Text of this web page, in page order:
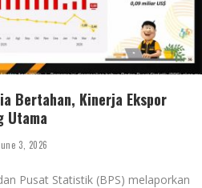
Bertahan, Kinerja Ekspor
Utama
3, 2026
Pusat Statistik (BPS) melaporkan